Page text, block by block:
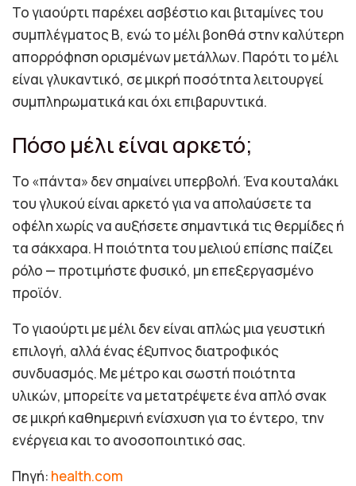
Το γιαούρτι παρέχει ασβέστιο και βιταμίνες του
συμπλέγματος Β, ενώ το μέλι βοηθά στην καλύτερη
απορρόφηση ορισμένων μετάλλων. Παρότι το μέλι
είναι γλυκαντικό, σε μικρή ποσότητα λειτουργεί
συμπληρωματικά και όχι επιβαρυντικά.
Πόσο μέλι είναι αρκετό;
Το «πάντα» δεν σημαίνει υπερβολή. Ένα κουταλάκι
του γλυκού είναι αρκετό για να απολαύσετε τα
οφέλη χωρίς να αυξήσετε σημαντικά τις θερμίδες ή
τα σάκχαρα. Η ποιότητα του μελιού επίσης παίζει
ρόλο — προτιμήστε φυσικό, μη επεξεργασμένο
προϊόν.
Το γιαούρτι με μέλι δεν είναι απλώς μια γευστική
επιλογή, αλλά ένας έξυπνος διατροφικός
συνδυασμός. Με μέτρο και σωστή ποιότητα
υλικών, μπορείτε να μετατρέψετε ένα απλό σνακ
σε μικρή καθημερινή ενίσχυση για το έντερο, την
ενέργεια και το ανοσοποιητικό σας.
Πηγή: health.com